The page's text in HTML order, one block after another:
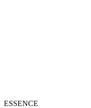
ESSENCE